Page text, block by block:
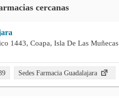
cercanas
1443, Coapa, Isla De Las Muñecas
Sedes Farmacia Guadalajara